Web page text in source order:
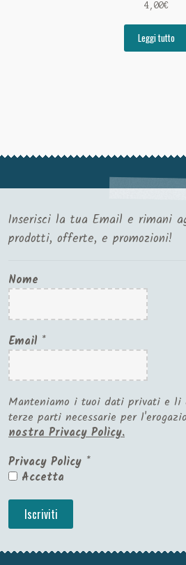
4,00€
Leggi tutto
Inserisci la tua Email e rimani
prodotti, offerte, e promozioni!
Nome
Email *
Manteniamo i tuoi dati privati e li
terze parti necessarie per
nostra Privacy Policy.
Privacy Policy *
Accetta